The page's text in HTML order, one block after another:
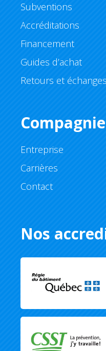
Subventions
Accréditations
Financement
Guides d’achat
Retours et échanges
Compagnie
Entreprise
Carrières
Contact
Nos